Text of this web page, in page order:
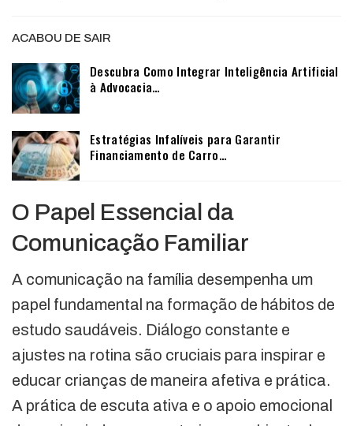
ACABOU DE SAIR
Descubra Como Integrar Inteligência Artificial
à Advocacia…
Estratégias Infalíveis para Garantir
Financiamento de Carro…
O Papel Essencial da
Comunicação Familiar
A comunicação na família desempenha um
papel fundamental na formação de hábitos de
estudo saudáveis. Diálogo constante e
ajustes na rotina são cruciais para inspirar e
educar crianças de maneira afetiva e prática.
A prática de escuta ativa e o apoio emocional